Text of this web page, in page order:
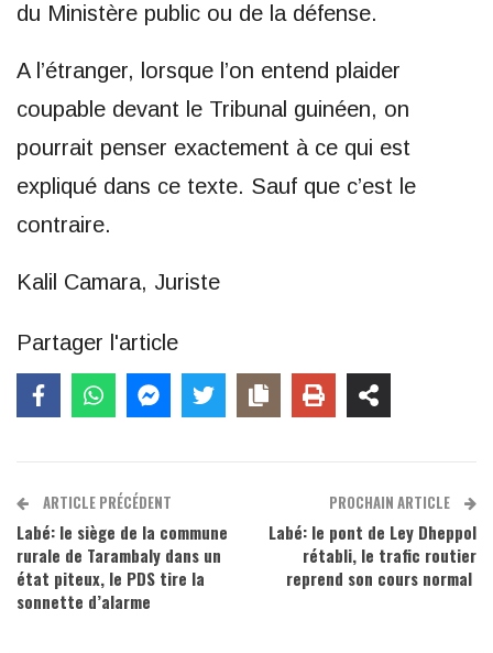
du Ministère public ou de la défense.
A l’étranger, lorsque l’on entend plaider
coupable devant le Tribunal guinéen, on
pourrait penser exactement à ce qui est
expliqué dans ce texte. Sauf que c’est le
contraire.
Kalil Camara, Juriste
Partager l'article
ARTICLE PRÉCÉDENT
Labé: le siège de la commune
rurale de Tarambaly dans un
état piteux, le PDS tire la
sonnette d’alarme
PROCHAIN ARTICLE
Labé: le pont de Ley Dheppol
rétabli, le trafic routier
reprend son cours normal